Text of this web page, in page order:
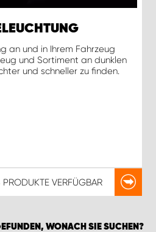
an und in Ihrem Fahrzeug
und Sortiment an dunklen
und schneller zu finden.
PRODUKTEVERFÜGBAR
WONACH SIE SUCHEN?